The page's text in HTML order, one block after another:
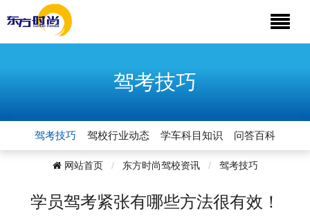
驾考技巧
驾考技巧 驾校行业动态 学车科目知识 问答百科
网站首页 东方时尚驾校资讯 驾考技巧
学员驾考紧张有哪些方法很有效！